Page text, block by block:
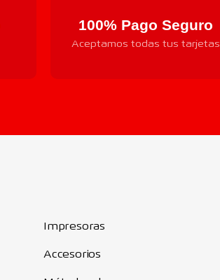
100% Pago Seguro
Aceptamos todas tus tarjetas
Impresoras
Accesorios